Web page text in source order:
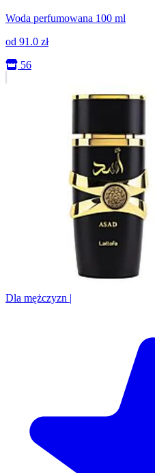
Woda perfumowana 100 ml
od 91.0 zł
56
Dla mężczyzn |